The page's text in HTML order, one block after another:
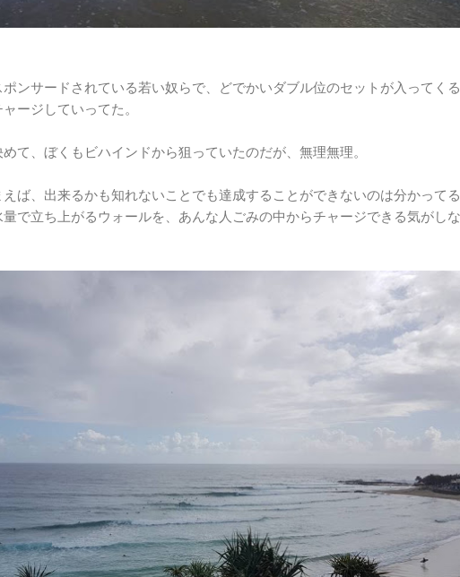
ンサードされている若い奴らで、どでかいダブル位のセットが入ってく
ージしていってた。
て、ぼくもビハインドから狙っていたのだが、無理無理。
ば、出来るかも知れないことでも達成することができないのは分かって
で立ち上がるウォールを、あんな人ごみの中からチャージできる気がし